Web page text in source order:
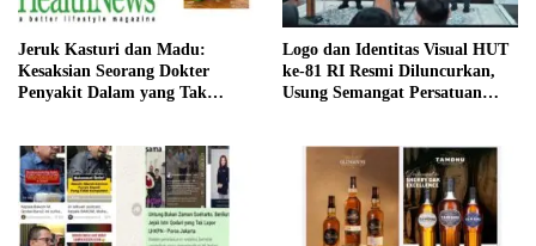
Jeruk Kasturi dan Madu:
Kesaksian Seorang Dokter
Penyakit Dalam yang Tak
Logo dan Identitas Visual HUT
ke-81 RI Resmi Diluncurkan,
Usung Semangat Persatuan